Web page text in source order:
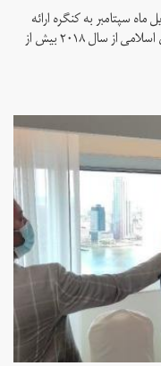
سپتامبر به کنگره ارائه
شد، تحریم‌های دولت دونالد ترامپ علیه جمهوری اسلامی از سال ۲۰۱۸ بیش از